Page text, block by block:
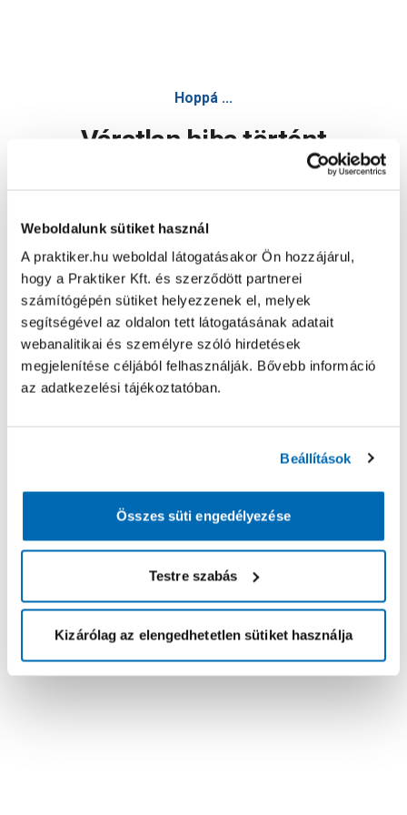
Weboldalunk sütiket használ
A praktiker.hu weboldal látogatásakor Ön hozzájárul,
hogy a Praktiker Kft. és szerződött partnerei
számítógépén sütiket helyezzenek el, melyek
segítségével az oldalon tett látogatásának adatait
webanalitikai és személyre szóló hirdetések
megjelenítése céljából felhasználják. Bővebb információ
az adatkezelési tájékoztatóban.
Beállítások
Összes süti engedélyezése
Testre szabás
Kizárólag az elengedhetetlen sütiket használja
Hoppá ...
Váratlan hiba történt
Oldal újratöltése